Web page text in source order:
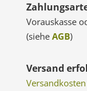
Vorauskasse
(siehe AGB)
Versand